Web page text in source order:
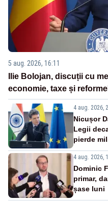
5 aug. 2026, 16:11
Ilie Bolojan, discuții cu
economie, taxe și
4 aug. 2026,
Nicușor
Legii
pierde
4 aug. 2026,
Dominic
primar,
șase luni